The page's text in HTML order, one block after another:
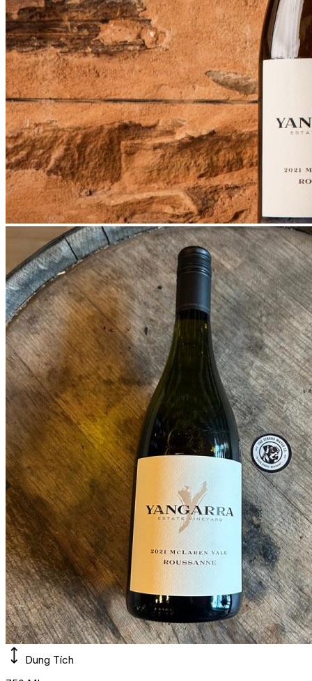
Dung Tích